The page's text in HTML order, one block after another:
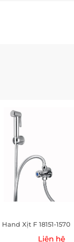
Hand Xịt F 18151-1570
Liên hệ